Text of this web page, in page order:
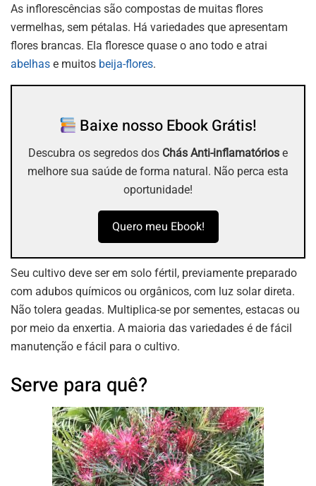
As inflorescências são compostas de muitas flores
vermelhas, sem pétalas. Há variedades que apresentam
flores brancas. Ela floresce quase o ano todo e atrai
abelhas e muitos beija-flores.
Baixe nosso Ebook Grátis!
Descubra os segredos dos Chás Anti-inflamatórios e
melhore sua saúde de forma natural. Não perca esta
oportunidade!
Quero meu Ebook!
Seu cultivo deve ser em solo fértil, previamente preparado
com adubos químicos ou orgânicos, com luz solar direta.
Não tolera geadas. Multiplica-se por sementes, estacas ou
por meio da enxertia. A maioria das variedades é de fácil
manutenção e fácil para o cultivo.
Serve para quê?